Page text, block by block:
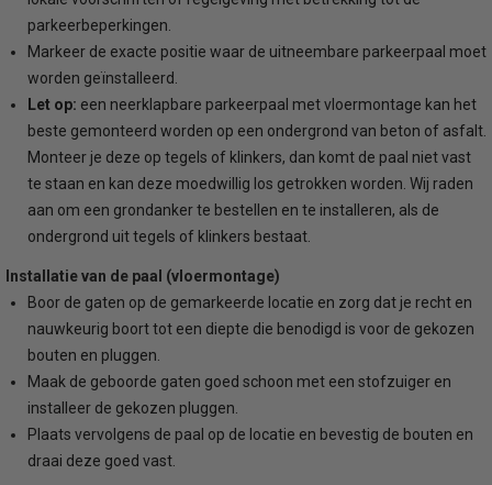
parkeerbeperkingen.
Markeer de exacte positie waar de uitneembare parkeerpaal moet
worden geïnstalleerd.
Let op: een neerklapbare parkeerpaal met vloermontage kan het
beste gemonteerd worden op een ondergrond van beton of asfalt.
Monteer je deze op tegels of klinkers, dan komt de paal niet vast
te staan en kan deze moedwillig los getrokken worden. Wij raden
aan om een grondanker te bestellen en te installeren, als de
ondergrond uit tegels of klinkers bestaat.
Installatie van de paal (vloermontage)
Boor de gaten op de gemarkeerde locatie en zorg dat je recht en
nauwkeurig boort tot een diepte die benodigd is voor de gekozen
bouten en pluggen.
Maak de geboorde gaten goed schoon met een stofzuiger en
installeer de gekozen pluggen.
Plaats vervolgens de paal op de locatie en bevestig de bouten en
draai deze goed vast.